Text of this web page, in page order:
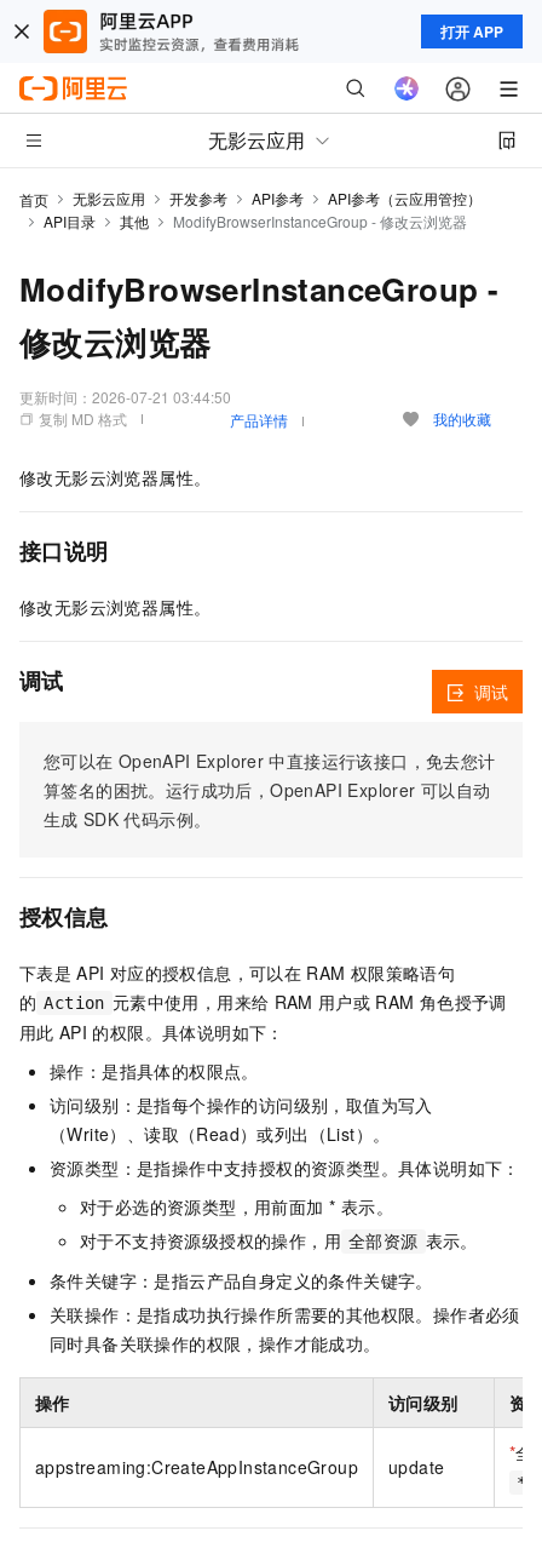
打开 APP
无影云应用
首页 无影云应用 开发参考 API参考
API参考（云应用管控）
API目录
其他 ModifyBrowserInstanceGroup - 修改云浏览器
ModifyBrowserInstanceGroup -
修改云浏览器
更新时间： 2026-07-21 03:44:50
复制 MD 格式
产品详情 我的收藏
修改无影云浏览器属性。
接口说明
修改无影云浏览器属性。
调试
您可以在 OpenAPI Explorer 中直接运行该接口，免去您计
算签名的困扰。运行成功后，OpenAPI Explorer 可以自动
生成 SDK 代码示例。
调试
授权信息
下表是 API 对应的授权信息，可以在 RAM 权限策略语句
的 Action 元素中使用，用来给 RAM 用户或 RAM 角色授予调
用此 API 的权限。具体说明如下：
操作：是指具体的权限点。
访问级别：是指每个操作的访问级别，取值为写入
（Write）、读取（Read）或列出（List）。
资源类型：是指操作中支持授权的资源类型。具体说明如下：
对于必选的资源类型，用前面加 * 表示。
对于不支持资源级授权的操作，用 全部资源 表示。
条件关键字：是指云产品自身定义的条件关键字。
关联操作：是指成功执行操作所需要的其他权限。操作者必须
同时具备关联操作的权限，操作才能成功。
操作 访问级别 资
appstreaming:CreateAppInstanceGroup update
*全
*